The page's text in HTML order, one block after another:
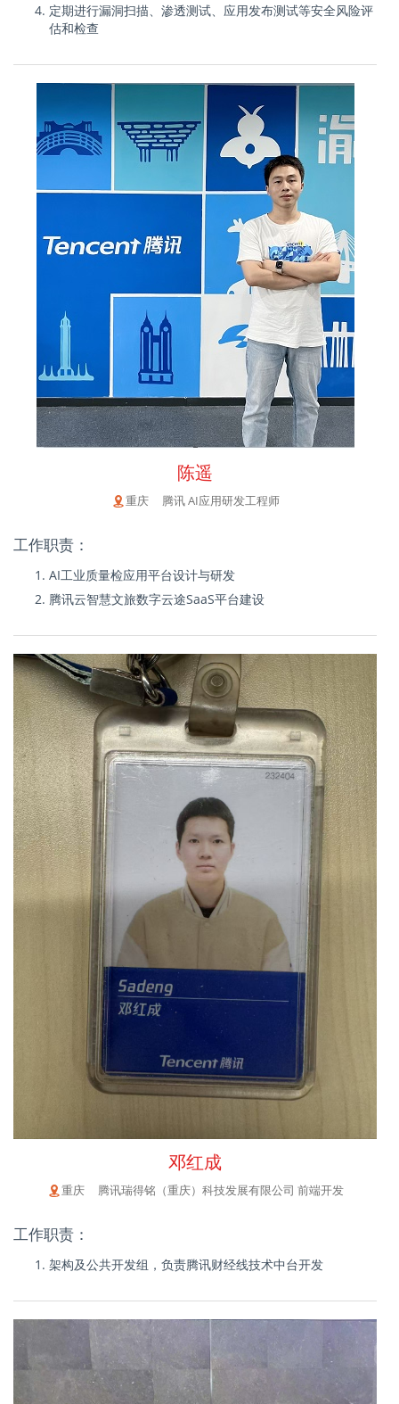
定期进行漏洞扫描、渗透测试、应用发布测试等安全风险评
估和检查
陈遥
重庆 腾讯 AI应用研发工程师
工作职责：
AI工业质量检应用平台设计与研发
腾讯云智慧文旅数字云途SaaS平台建设
邓红成
重庆 腾讯瑞得铭（重庆）科技发展有限公司 前端开发
工作职责：
架构及公共开发组，负责腾讯财经线技术中台开发